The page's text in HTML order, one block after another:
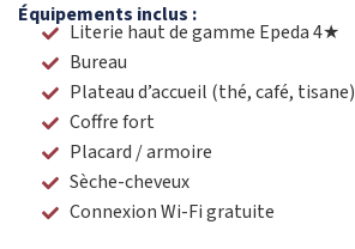
Équipements inclus :
Literie haut de gamme Epeda 4★
Bureau
Plateau d’accueil (thé, café, tisane)
Coffre fort
Placard / armoire
Sèche-cheveux
Connexion Wi-Fi gratuite